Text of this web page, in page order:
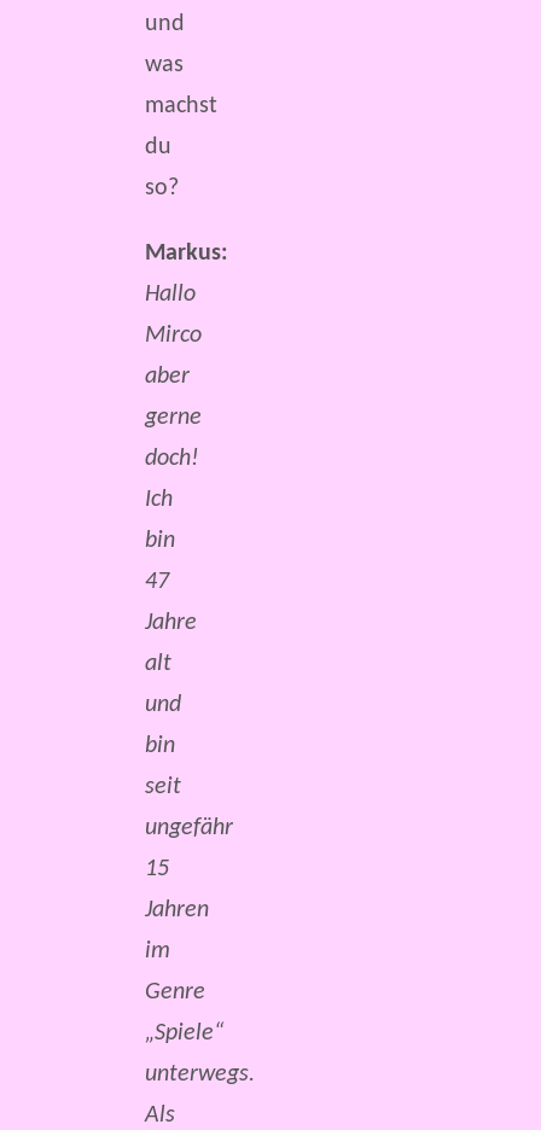
und
was
machst
du
so?
Markus:
Hallo
Mirco
aber
gerne
doch!
Ich
bin
47
Jahre
alt
und
bin
seit
ungefähr
15
Jahren
im
Genre
„Spiele“
unterwegs.
Als